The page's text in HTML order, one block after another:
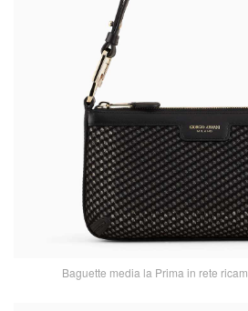
Baguette media la Prima in rete